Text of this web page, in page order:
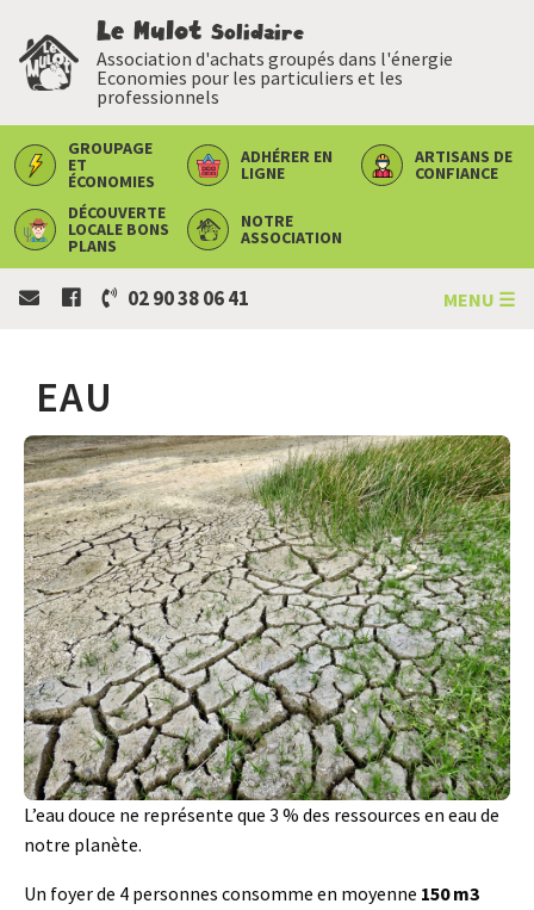
Le Mulot Solidaire
Association d'achats groupés dans l'énergie
Economies pour les particuliers et les
professionnels
GROUPAGE
ET
ÉCONOMIES
ADHÉRER EN
LIGNE
ARTISANS DE
CONFIANCE
DÉCOUVERTE
LOCALE BONS
PLANS
NOTRE
ASSOCIATION
02 90 38 06 41 MENU ☰
EAU
L’eau douce ne représente que 3 % des ressources en eau de
notre planète.
Un foyer de 4 personnes consomme en moyenne 150 m3